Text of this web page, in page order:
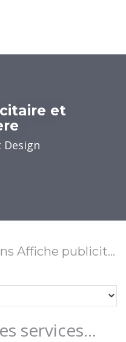
et
Design
Affiche publicitaire et Bannière
services...